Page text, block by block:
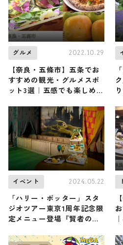
グルメ 2022.10.29
【奈良・五條市】五条でお
すすめの観光・グルメスポ
ット3選｜五感でも楽しめる
ご紹介！
イベント 2024.05.22
「ハリー・ポッター」スタ
ジオツアー東京1周年記念限
定メニュー登場『賢者の
ドリンクなど